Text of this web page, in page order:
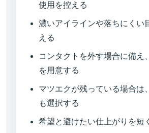
使用を控える
濃いアイラインや落ちにくい
える
コンタクトを外す場合に備え
を用意する
マツエクが残っている場合は
も選択する
希望と避けたい仕上がりを短